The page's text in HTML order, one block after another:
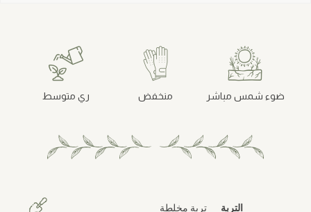
ضوء شمس مباشر منخفض ري متوسط
التربة تربة مخلطة